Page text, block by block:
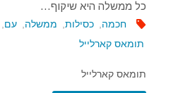
כל ממשלה היא שיקוף…
חכמה כסילות ממשלה עם
תומאס קארלייל
תומאס קארלייל